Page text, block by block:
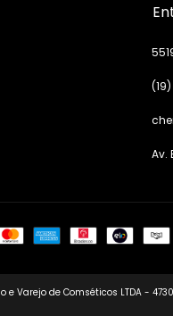
Av.
Varejo de Comséticos LTDA -